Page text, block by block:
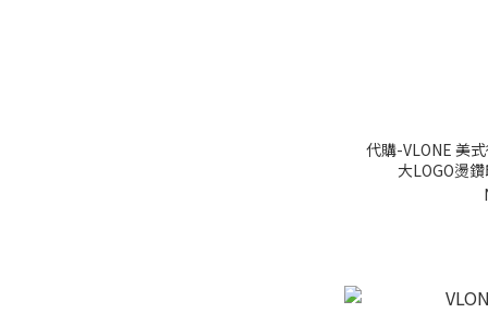
代購-VLONE 美
大LOGO燙